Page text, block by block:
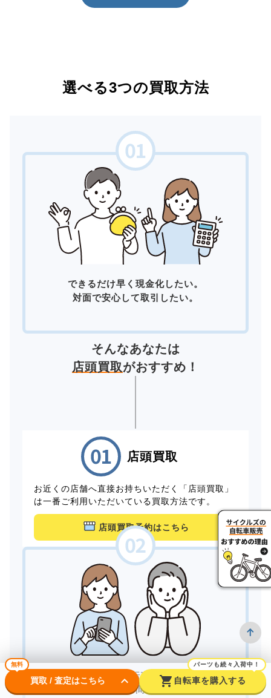
選べる3つの買取方法
できるだけ早く現金化したい。
対面で安心して取引したい。
そんなあなたは
店頭買取がおすすめ！
店頭買取
お近くの店舗へ直接お持ちいただく「店頭買取」
は一番ご利用いただいている買取方法です。
店頭買取予約はこちら
家にいながら自転車を売りたい。
できるだけ手間をかけずに
無料
買取 / 査定はこちら keyboard_arrow_down shopping_cart
パーツも続々入荷中！
自転車を購入する